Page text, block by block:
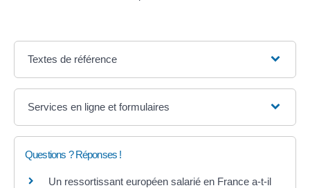
Textes de référence
Services en ligne et formulaires
Questions ? Réponses !
Un ressortissant européen salarié en France a-t-il